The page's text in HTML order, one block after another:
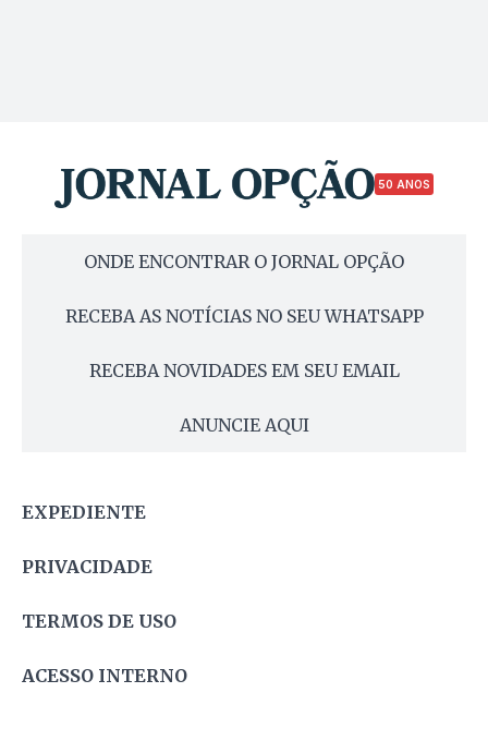
50 ANOS
ONDE ENCONTRAR O JORNAL OPÇÃO
RECEBA AS NOTÍCIAS NO SEU WHATSAPP
RECEBA NOVIDADES EM SEU EMAIL
ANUNCIE AQUI
EXPEDIENTE
PRIVACIDADE
TERMOS DE USO
ACESSO INTERNO